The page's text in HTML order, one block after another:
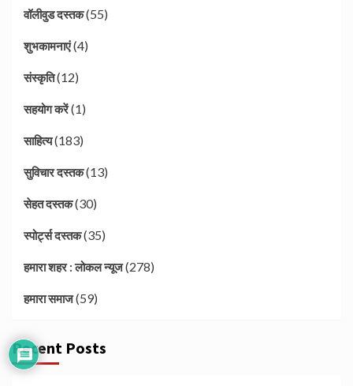
वॉलीवुड दस्तक(55)
शुभकामनाएं(4)
संस्कृति(12)
सहयोग करें(1)
साहित्य(183)
सुविचार दस्तक(13)
सेहत दस्तक(30)
स्पोर्ट्स दस्तक(35)
हमारा शहर : लोकल न्यूज(278)
हमारा समाज(59)
Recent Posts